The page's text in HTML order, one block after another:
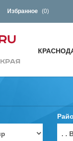
Избранное (0)
. .